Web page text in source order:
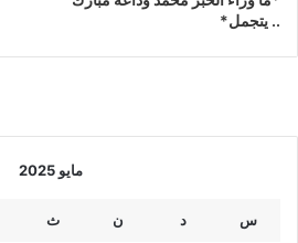
.. يتجمل*
مايو 2025
س د ن ث